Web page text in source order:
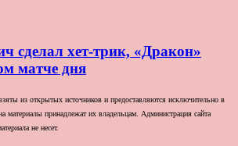
сделал хет-трик, «Дракон»
матче дня
из открытых источников и предоставляются исключительно в
материалы принадлежат их владельцам. Администрация сайта
не несет.